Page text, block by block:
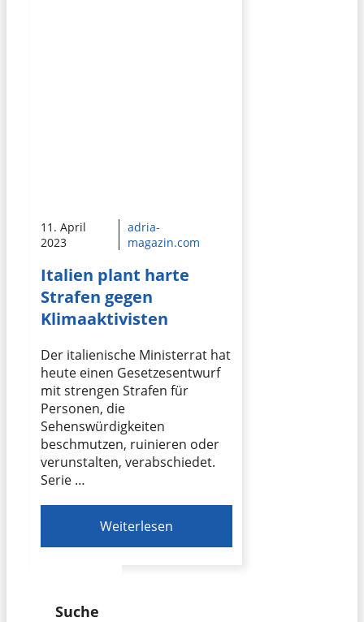
11. April
2023
adria-
magazin.com
Italien plant harte
Strafen gegen
Klimaaktivisten
Der italienische Ministerrat hat
heute einen Gesetzesentwurf
mit strengen Strafen für
Personen, die
Sehenswürdigkeiten
beschmutzen, ruinieren oder
verunstalten, verabschiedet.
Serie …
Weiterlesen
Suche